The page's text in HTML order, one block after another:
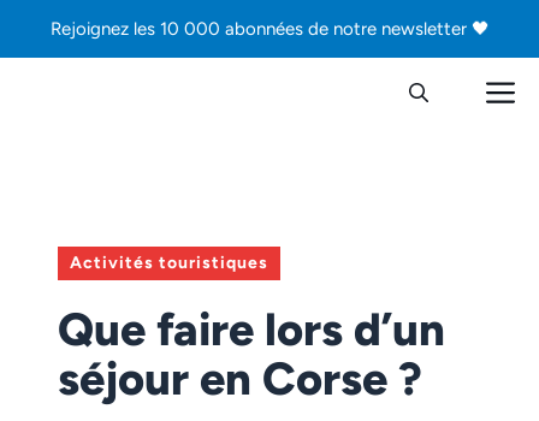
Rejoignez les 10 000 abonnées de notre newsletter 🖤
Activités touristiques
Que faire lors d’un
séjour en Corse ?